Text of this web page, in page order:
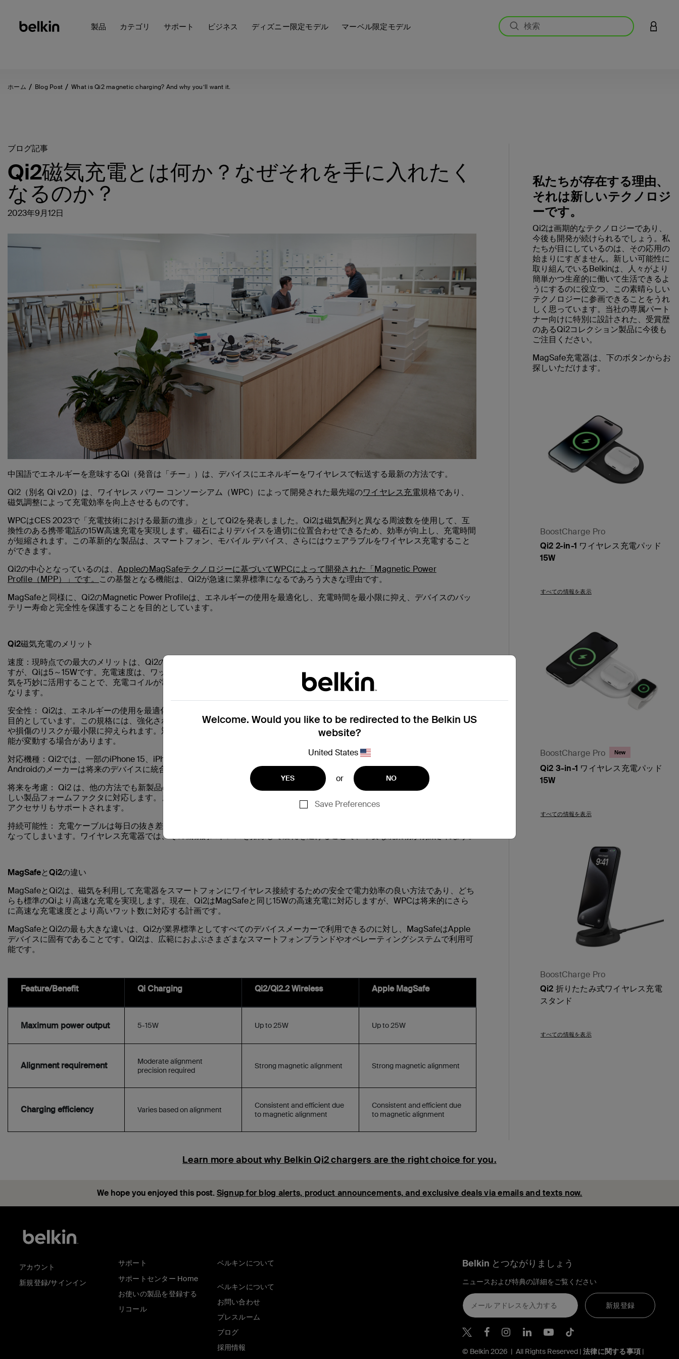
製品 カテゴリ サポート ビジネス ディズニー限定モデル マーベル限定モデル アカウ
ホーム Blog Post What is Qi2 magnetic charging? And why you’ll want it.
ブログ記事
Qi2磁気充電とは何か？なぜそれを手に入れたく
なるのか？
2023年9月12日
中国語でエネルギーを意味するQi（発音は「チー」）は、デバイスにエネルギーをワイヤレスで転送する最新の方法です。
Qi2（別名 Qi v2.0）は、ワイヤレス パワー コンソーシアム（WPC）によって開発された最先端のワイヤレス充電規格であり、
磁気調整によって充電効率を向上させるものです。
WPCはCES 2023で「充電技術における最新の進歩」としてQi2を発表しました。Qi2は磁気配列と異なる周波数を使用して、互
換性のある携帯電話の15W高速充電を実現します。磁石によりデバイスを適切に位置合わせできるため、効率が向上し、充電時間
が短縮されます。この革新的な製品は、スマートフォン、モバイル デバイス、さらにはウェアラブルをワイヤレス充電すること
ができます。
Qi2の中心となっているのは、 AppleのMagSafeテクノロジーに基づいてWPCによって開発された「Magnetic Power
Profile（MPP）」です。 この基盤となる機能は、Qi2が急速に業界標準になるであろう大きな理由です。
MagSafeと同様に、Qi2のMagnetic Power Profileは、エネルギーの使用を最適化し、充電時間を最小限に抑え、デバイスのバッ
テリー寿命と完全性を保護することを目的としています。
Qi2磁気充電のメリット
速度： 現時点での最大のメリットは、Qi2の充電がこれまでのQiよりもはるかに高速であることです。Qi2での充電は最大15Wで
すが、Qiは5～15Wです。充電速度は、ワット数が大きいほど速くなります。とはいえ、メリットは速度だけではありません。磁
気を巧妙に活用することで、充電コイルが常に適切に位置合わせされるため、効率が大幅に向上し、発生する熱がはるかに少なく
なります。
安全性： Qi2は、エネルギーの使用を最適化し、充電時間を最小限に抑え、デバイスのバッテリー寿命と完全性を保護することを
目的としています。この規格には、強化された異物検出機能が含まれており、互換性のあるデバイスのみが充電されるため、事故
や損傷のリスクが最小限に抑えられます。対応するのは、認定されたQi2デバイスのみです。認定されていないデバイスでは、性
能が変動する場合があります。
対応機種： Qi2では、一部のiPhone 15、iPhone 14、iPhone 13
およびその他のMagSafe対応デバイスとの互換性が確保され、
Androidのメーカーは将来のデバイスに統合することができます。
将来を考慮： Qi2 は、他の方法でも新製品のイノベーションを可能にします。磁気ロック機能は、AR/VRヘッドセットなどの新
しい製品フォームファクタに対応します。また、予備のバッテリーなど、携帯電話の背面に磁力で取り付けられる新しいタイプの
アクセサリもサポートされます。
持続可能性： 充電ケーブルは毎日の抜き差しによる機械的ストレスが原因で磨耗する傾向があり、最終的には埋め立て廃棄物と
なってしまいます。ワイヤレス充電器では、その機械的ストレスを排除して磨耗を避けることで、不要な廃棄物が削減されます。
MagSafeとQi2の違い
MagSafeとQi2は、磁気を利用して充電器をスマートフォンにワイヤレス接続するための安全で電力効率の良い方法であり、どち
らも標準のQiより高速な充電を実現します。現在、Qi2はMagSafeと同じ15Wの高速充電に対応しますが、WPCは将来的にさら
に高速な充電速度とより高いワット数に対応する計画です。
MagSafeとQi2の最も大きな違いは、Qi2が業界標準としてすべてのデバイスメーカーで利用できるのに対し、MagSafeはApple
デバイスに固有であることです。Qi2は、広範におよぶさまざまなスマートフォンブランドやオペレーティングシステムで利用可
能です。
Feature/Benefit Qi Charging Qi2/Qi2.2 Wireless Apple MagSafe
Maximum power output 5-15W Up to 25W Up to 25W
Alignment requirement
Moderate alignment
precision required
Strong magnetic alignment Strong magnetic alignment
Charging efficiency Varies based on alignment
Consistent and efficient due
to magnetic alignment
Consistent and efficient due
to magnetic alignment
私たちが存在する理由、
それは新しいテクノロジ
ーです。
Qi2は画期的なテクノロジーであり、
今後も開発が続けられるでしょう。私
たちが目にしているのは、その応用の
始まりにすぎません。新しい可能性に
取り組んでいるBelkinは、人々がより
簡単かつ生産的に働いて生活できるよ
うにするのに役立つ、この素晴らしい
テクノロジーに参画できることをうれ
しく思っています。当社の専属パート
ナー向けに特別に設計された、受賞歴
のあるQi2コレクション製品に今後も
ご注目ください。
MagSafe充電器は、下のボタンからお
探しいただけます。
BoostCharge Pro
Qi2 2-in-1 ワイヤレス充電パッド
15W
すべての情報を表示
BoostCharge Pro New
Qi2 3-in-1 ワイヤレス充電パッド
15W
すべての情報を表示
BoostCharge Pro
Qi2 折りたたみ式ワイヤレス充電
スタンド
すべての情報を表示
Learn more about why Belkin Qi2 chargers are the right choice for you.
We hope you enjoyed this post. Signup for blog alerts, product announcements, and exclusive deals via emails and texts now.
Welcome. Would you like to be redirected to the Belkin US
website?
United States
YES or NO
Save Preferences
アカウント
新規登録/サインイン
サポート
サポートセンター Home
お使いの製品を登録する
リコール
ベルキンについて
ベルキンについて
お問い合わせ
プレスルーム
ブログ
採用情報
Belkin とつながりましょう
ニュースおよび特典の詳細をご覧ください
新規登録
Belkin Twitter
Belkin Facebook
Belkin Instagram
Belkin LinkedIn
Belkin Youtube
Belkin TikTok
© Belkin 2026 | All Rights Reserved |法律に関する事項 |